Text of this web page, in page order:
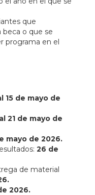
que
o que se
programa en el
15 de mayo de
21 de mayo de
mayo de 2026.
26 de
de material
2026.